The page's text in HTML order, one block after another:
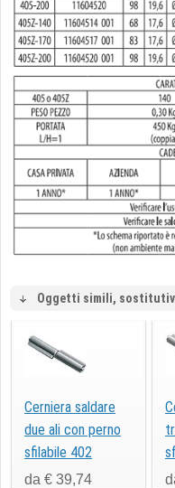
Oggetti simili,
Cerniera saldare
due ali con perno
sfilabile 402
da € 39,74